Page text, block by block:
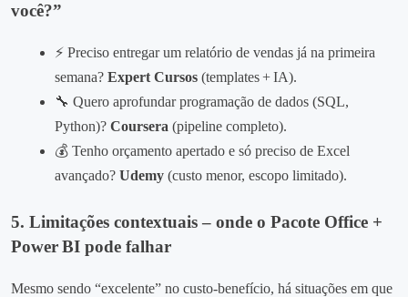
você?”
⚡️ Preciso entregar um relatório de vendas já na primeira
semana? Expert Cursos (templates + IA).
🔧 Quero aprofundar programação de dados (SQL,
Python)? Coursera (pipeline completo).
💰 Tenho orçamento apertado e só preciso de Excel
avançado? Udemy (custo menor, escopo limitado).
5. Limitações contextuais – onde o Pacote Office +
Power BI pode falhar
Mesmo sendo “excelente” no custo‑benefício, há situações em que